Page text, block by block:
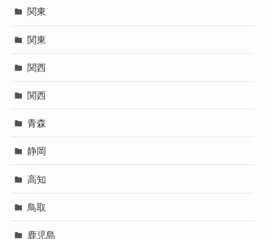
関東
関東
関西
関西
青森
静岡
高知
鳥取
鹿児島